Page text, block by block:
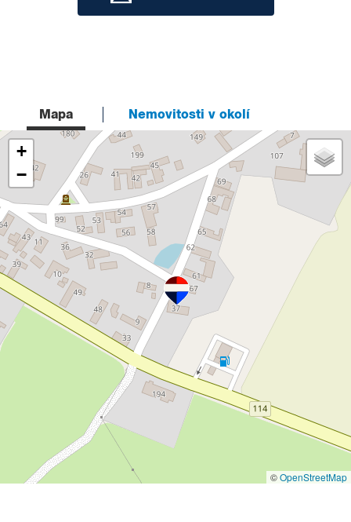
Mapa Nemovitosti v okolí
+
−
©OpenStreetMap